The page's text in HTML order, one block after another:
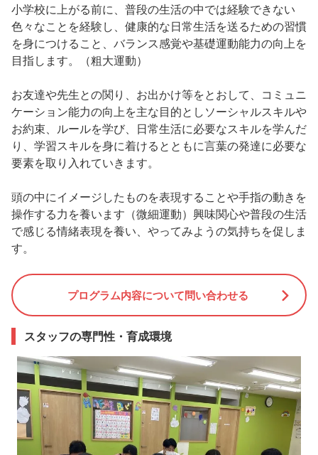
小学校に上がる前に、普段の生活の中では経験できない
色々なことを経験し、健康的な日常生活を送るための習慣
を身につけること、バランス感覚や基礎運動能力の向上を
目指します。（粗大運動）
お友達や先生との関り、お出かけ等をとおして、コミュニ
ケーション能力の向上を主な目的としソーシャルスキルや
お約束、ルールを学び、日常生活に必要なスキルを学んだ
り、学習スキルを身に着けるとともに言葉の発達に必要な
要素を取り入れていきます。
頭の中にイメージしたものを表現することや手指の動きを
操作する力を養います（微細運動）興味関心や普段の生活
で感じる情緒表現を養い、やってみようの気持ちを促しま
す。
プログラム内容について問い合わせる
スタッフの専門性・育成環境